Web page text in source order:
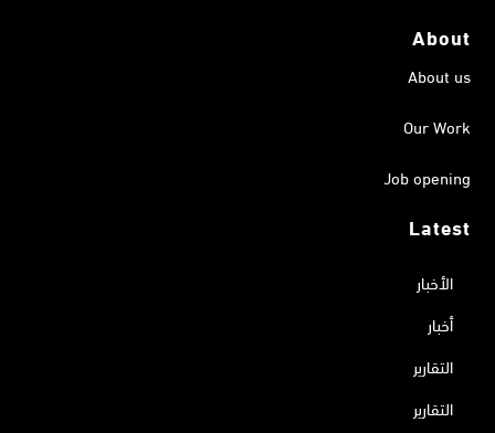
About
About us
Our Work
Job opening
Latest
الأخبار
أخبار
التقارير
التقارير